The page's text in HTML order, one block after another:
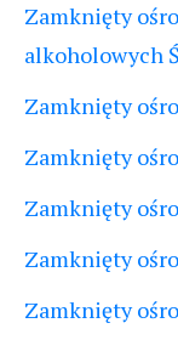
Zamknięty
alkoholowych
Zamknięty
Zamknięty
Zamknięty
Zamknięty
Zamknięty